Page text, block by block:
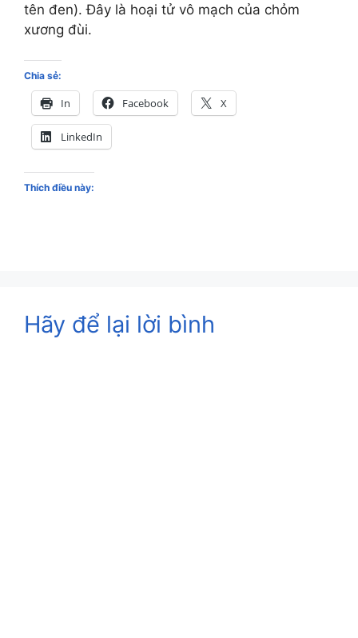
tên đen). Đây là hoại tử vô mạch của chỏm
xương đùi.
Chia sẻ:
In Facebook X
LinkedIn
Thích điều này:
Hãy để lại lời bình